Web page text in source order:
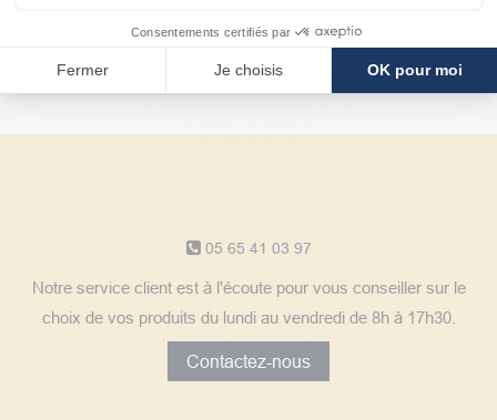
Consentements certifiés par
Fermer Je choisis OK pour moi
Avantages
client
05 65 41 03 97
Notre service client est à l'écoute pour vous conseiller sur le
choix de vos produits du lundi au vendredi de 8h à 17h30.
Contactez-nous